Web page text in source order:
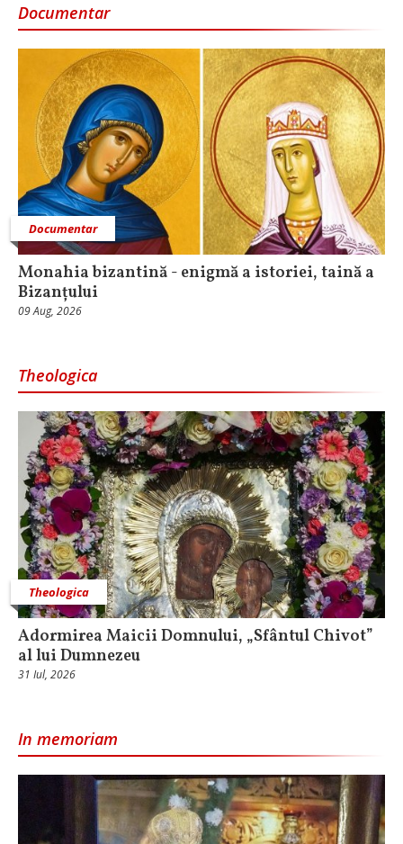
Documentar
Documentar
Monahia bizantină - enigmă a istoriei, taină a
Bizanțului
09 Aug, 2026
Theologica
Theologica
Adormirea Maicii Domnului, „Sfântul Chivot”
al lui Dumnezeu
31 Iul, 2026
In memoriam